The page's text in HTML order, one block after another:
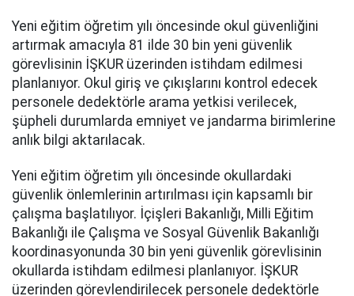
Yeni eğitim öğretim yılı öncesinde okul güvenliğini
artırmak amacıyla 81 ilde 30 bin yeni güvenlik
görevlisinin İŞKUR üzerinden istihdam edilmesi
planlanıyor. Okul giriş ve çıkışlarını kontrol edecek
personele dedektörle arama yetkisi verilecek,
şüpheli durumlarda emniyet ve jandarma birimlerine
anlık bilgi aktarılacak.
Yeni eğitim öğretim yılı öncesinde okullardaki
güvenlik önlemlerinin artırılması için kapsamlı bir
çalışma başlatılıyor. İçişleri Bakanlığı, Milli Eğitim
Bakanlığı ile Çalışma ve Sosyal Güvenlik Bakanlığı
koordinasyonunda 30 bin yeni güvenlik görevlisinin
okullarda istihdam edilmesi planlanıyor. İŞKUR
üzerinden görevlendirilecek personele dedektörle